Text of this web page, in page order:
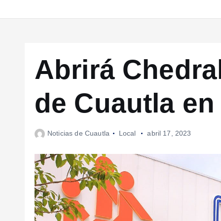
Abrirá
de Cuautla
Noticias de Cuautla Local abril 17, 2023